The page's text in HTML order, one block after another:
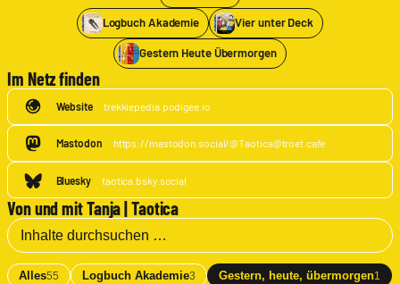
Logbuch Akademie
Vier unter Deck
Gestern Heute Übermorgen
Im Netz finden
Website trekkiepedia.podigee.io
Mastodon https://mastodon.social/@Taotica@troet.cafe
Bluesky taotica.bsky.social
Von und mit Tanja | Taotica
Alles55 Logbuch Akademie3 Gestern, heute, übermorgen1